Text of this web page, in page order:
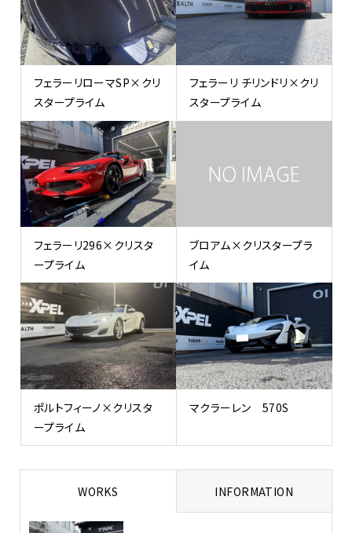
フェラーリローマSP×クリ
スタープライム
フェラーリ チリンドリ×クリ
スタープライム
フェラーリ296×クリスタ
ープライム
ブロアム×クリスタープラ
イム
ポルトフィーノ×クリスタ
ープライム
マクラーレン 570S
WORKS INFORMATION